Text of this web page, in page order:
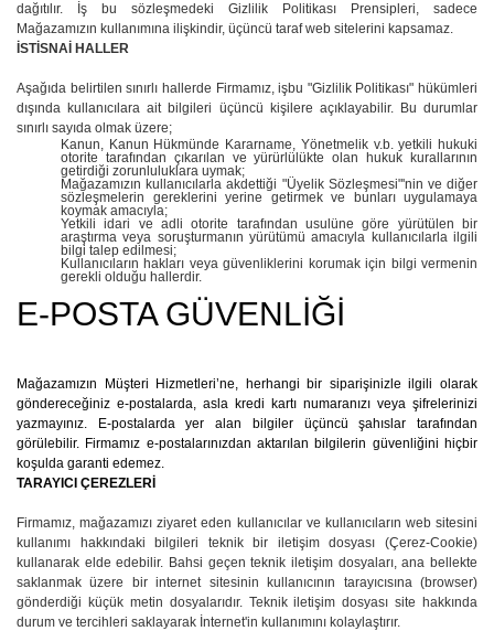
dağıtılır. İş bu sözleşmedeki Gizlilik Politikası Prensipleri, sadece
Mağazamızın kullanımına ilişkindir, üçüncü taraf web sitelerini kapsamaz.
İSTİSNAİ HALLER
Aşağıda belirtilen sınırlı hallerde Firmamız, işbu "Gizlilik Politikası" hükümleri
dışında kullanıcılara ait bilgileri üçüncü kişilere açıklayabilir. Bu durumlar
sınırlı sayıda olmak üzere;
Kanun, Kanun Hükmünde Kararname, Yönetmelik v.b. yetkili hukuki
otorite tarafından çıkarılan ve yürürlülükte olan hukuk kurallarının
getirdiği zorunluluklara uymak;
Mağazamızın kullanıcılarla akdettiği "Üyelik Sözleşmesi"'nin ve diğer
sözleşmelerin gereklerini yerine getirmek ve bunları uygulamaya
koymak amacıyla;
Yetkili idari ve adli otorite tarafından usulüne göre yürütülen bir
araştırma veya soruşturmanın yürütümü amacıyla kullanıcılarla ilgili
bilgi talep edilmesi;
Kullanıcıların hakları veya güvenliklerini korumak için bilgi vermenin
gerekli olduğu hallerdir.
E-POSTA GÜVENLİĞİ
Mağazamızın Müşteri Hizmetleri’ne, herhangi bir siparişinizle ilgili olarak
göndereceğiniz e-postalarda, asla kredi kartı numaranızı veya şifrelerinizi
yazmayınız. E-postalarda yer alan bilgiler üçüncü şahıslar tarafından
görülebilir. Firmamız e-postalarınızdan aktarılan bilgilerin güvenliğini hiçbir
koşulda garanti edemez.
TARAYICI ÇEREZLERİ
Firmamız, mağazamızı ziyaret eden kullanıcılar ve kullanıcıların web sitesini
kullanımı hakkındaki bilgileri teknik bir iletişim dosyası (Çerez-Cookie)
kullanarak elde edebilir. Bahsi geçen teknik iletişim dosyaları, ana bellekte
saklanmak üzere bir internet sitesinin kullanıcının tarayıcısına (browser)
gönderdiği küçük metin dosyalarıdır. Teknik iletişim dosyası site hakkında
durum ve tercihleri saklayarak İnternet'in kullanımını kolaylaştırır.